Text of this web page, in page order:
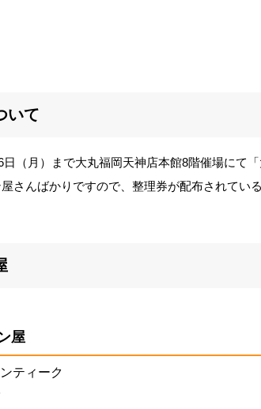
いて
日（月）まで大丸福岡天神店本館8階催場にて
さんばかりですので、整理券が配布されてい
屋
ティーク